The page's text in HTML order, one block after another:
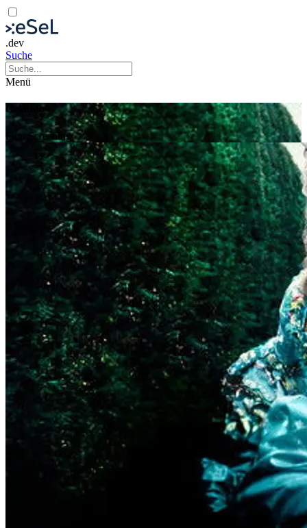
.dev
Suche
Menü
Orlando
Film Screening